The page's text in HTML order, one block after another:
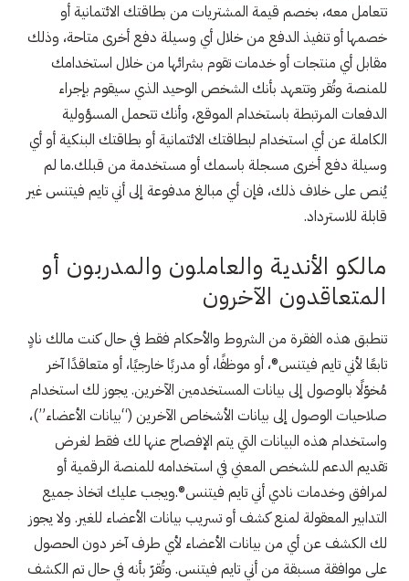
تتعامل معه، بخصم قيمة المشتريات من بطاقتك الائتمانية أو
خصمها أو تنفيذ الدفع من خلال أي وسيلة دفع أخرى متاحة، وذلك
مقابل أي منتجات أو خدمات تقوم بشرائها من خلال استخدامك
للمنصة وتُقر وتتعهد بأنك الشخص الوحيد الذي سيقوم بإجراء
الدفعات المرتبطة باستخدام الموقع، وأنك تتحمل المسؤولية
الكاملة عن أي استخدام لبطاقتك الائتمانية أو بطاقتك البنكية أو أي
وسيلة دفع أخرى مسجلة باسمك أو مستخدمة من قبلك.ما لم
يُنص على خلاف ذلك، فإن أي مبالغ مدفوعة إلى أني تايم فيتنس غير
قابلة للاسترداد.
مالكو الأندية والعاملون والمدربون أو
المتعاقدون الآخرون
تنطبق هذه الفقرة من الشروط والأحكام فقط في حال كنت مالك نادٍ
تابعًا لأني تايم فيتنس®، أو موظفًا، أو مدربًا خارجيًا، أو متعاقدًا آخر
مُخوّلًا بالوصول إلى بيانات المستخدمين الآخرين. يجوز لك استخدام
صلاحيات الوصول إلى بيانات الأشخاص الآخرين (“بيانات الأعضاء”)،
واستخدام هذه البيانات التي يتم الإفصاح عنها لك فقط لغرض
تقديم الدعم للشخص المعني في استخدامه للمنصة الرقمية أو
لمرافق وخدمات نادي أني تايم فيتنس®.ويجب عليك اتخاذ جميع
التدابير المعقولة لمنع كشف أو تسريب بيانات الأعضاء للغير. ولا يجوز
لك الكشف عن أي من بيانات الأعضاء لأي طرف آخر دون الحصول
على موافقة مسبقة من أني تايم فيتنس. وتُقرّ بأنه في حال تم الكشف